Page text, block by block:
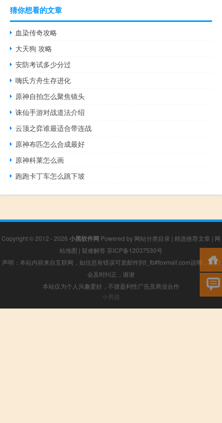
猜你想看的文章
血染传奇攻略
大天狗 攻略
安防考试多少分过
嗨氏方舟生存进化
原神自拍怎么聚焦镜头
诛仙手游对战道法介绍
云顶之弈谁最适合带连战
原神布匹怎么合成最好
原神科莱怎么画
跑跑卡丁车怎么跳下坡
Copyright © 2012 - 2026 小黑软件网 Powered by 网站分类目录 | 精选推荐文章 | 网
站地图 | 疑难解答 苏ICP备12037530号
声明：本站内容来自互联网，如信息有错误可发邮件到f_fb#foxmail.com说明，我们
会及时纠正，谢谢
本站仅为个人兴趣爱好，不接盈利性广告及商业合作
小男孩